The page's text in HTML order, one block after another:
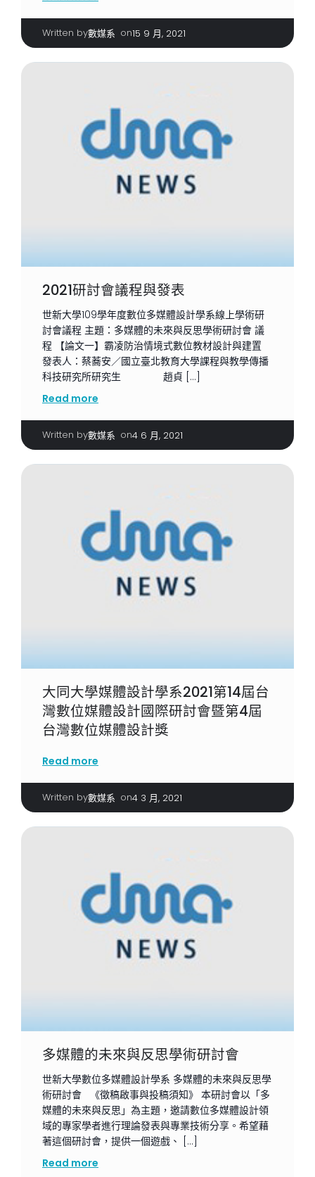
Written by數媒系 on15 9 月, 2021
2021研討會議程與發表
世新大學109學年度數位多媒體設計學系線上學術研
討會議程 主題：多媒體的未來與反思學術研討會 議
程 【論文一】霸凌防治情境式數位教材設計與建置
發表人：蔡蕎安／國立臺北教育大學課程與教學傳播
科技研究所研究生 趙貞 […]
Read more
Written by數媒系 on4 6 月, 2021
大同大學媒體設計學系2021第14屆台
灣數位媒體設計國際研討會暨第4屆
台灣數位媒體設計獎
Read more
Written by數媒系 on4 3 月, 2021
多媒體的未來與反思學術研討會
世新大學數位多媒體設計學系 多媒體的未來與反思學
術研討會 《徵稿啟事與投稿須知》 本研討會以「多
媒體的未來與反思」為主題，邀請數位多媒體設計領
域的專家學者進行理論發表與專業技術分享。希望藉
著這個研討會，提供一個遊戲、 […]
Read more